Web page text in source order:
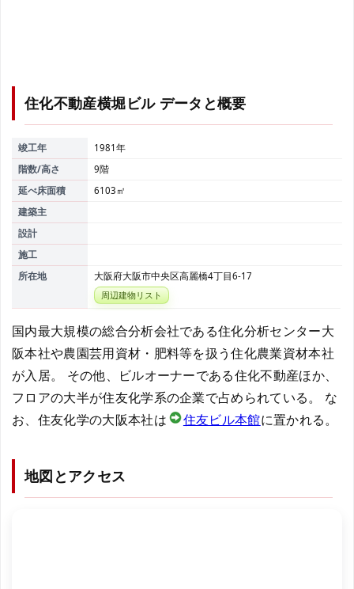
住化不動産横堀ビル データと概要
竣工年
1981年
階数/高さ
9階
延べ床面積
6103㎡
建築主
設計
施工
所在地
大阪府大阪市中央区高麗橋4丁目6-17
周辺建物リスト
国内最大規模の総合分析会社である住化分析センター大
阪本社や農園芸用資材・肥料等を扱う住化農業資材本社
が入居。 その他、ビルオーナーである住化不動産ほか、
フロアの大半が住友化学系の企業で占められている。 な
お、住友化学の大阪本社は
住友ビル本館に置かれる。
地図とアクセス